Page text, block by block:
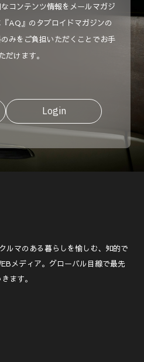
コンテンツ情報をメールマガジ
AQ』のタブロイドマガジンの
みをご負担いただくことでお手
けます。
Login
ルマのある暮らしを愉しむ、知的で
メディア。グローバル目線で最先
ます。